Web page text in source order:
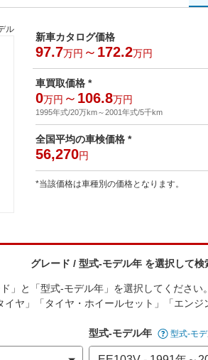
ル
新車カタログ価格
97.7万円 ～ 172.2万円
車買取価格 *
0万円 ～ 106.8万円
1995年式/20万km～2001年式/5千km
全国平均の車検価格 *
56,270円
*当該価格は車種別の価格となります。
グレード / 型式-モデル年 を選択して検
」と「型式-モデル年」を選択してください。
ヤ」「タイヤ・ホイールセット」「エンジ
型式-モデル年 型式-モ